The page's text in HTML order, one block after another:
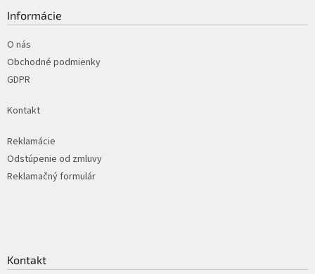
Informácie
O nás
Obchodné podmienky
GDPR
Kontakt
Reklamácie
Odstúpenie od zmluvy
Reklamačný formulár
Kontakt